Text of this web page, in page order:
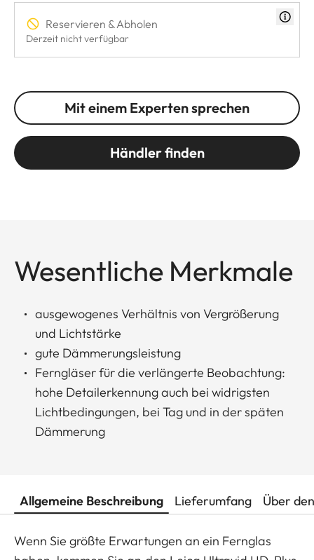
Reservieren & Abholen
Derzeit nicht verfügbar
Mit einem Experten sprechen
Händler finden
Wesentliche Merkmale
ausgewogenes Verhältnis von Vergrößerung
und Lichtstärke
gute Dämmerungsleistung
Ferngläser für die verlängerte Beobachtung:
hohe Detailerkennung auch bei widrigsten
Lichtbedingungen, bei Tag und in der späten
Dämmerung
Allgemeine Beschreibung Lieferumfang Über
Wenn Sie größte Erwartungen an ein Fernglas